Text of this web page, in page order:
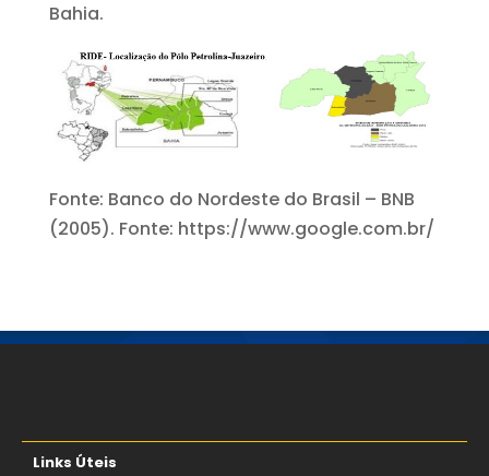
Bahia.
Fonte: Banco do Nordeste do Brasil – BNB
(2005). Fonte: https://www.google.com.br/
Links Úteis